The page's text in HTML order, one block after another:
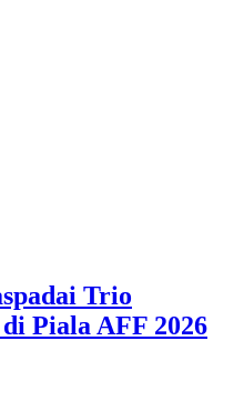
Trio
Piala AFF 2026